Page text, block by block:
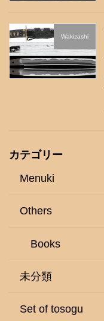
Wakizashi
カテゴリー
Menuki
Others
Books
未分類
Set of tosogu